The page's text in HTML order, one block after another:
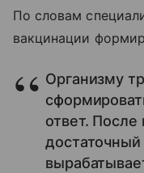
По словам
вакцинации
Организму
ответ.
достаточный